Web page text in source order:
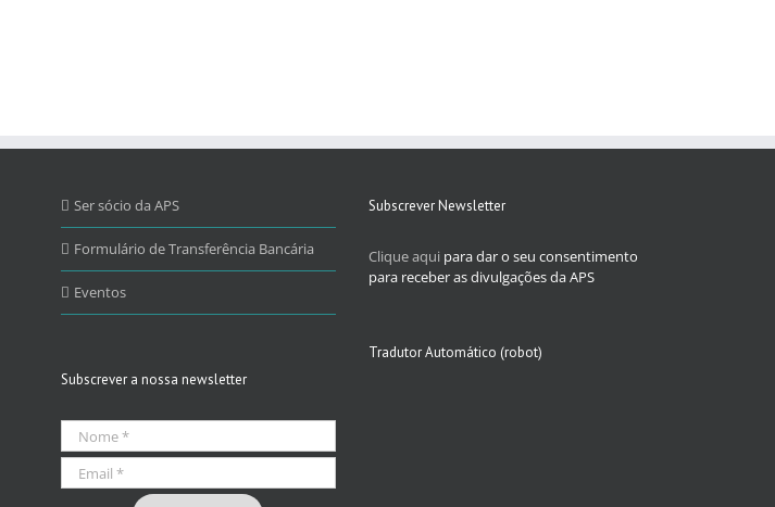
Ser sócio da APS
Formulário de Transferência Bancária
Eventos
Subscrever a nossa newsletter
Subscrever Newsletter
Clique aqui para dar o seu consentimento
para receber as divulgações da APS
Tradutor Automático (robot)